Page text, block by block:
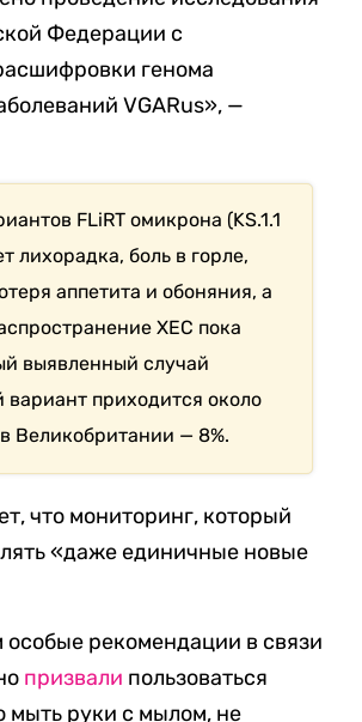
Федерации с
генома
VGARus», —
FLiRT омикрона (KS.1.1
лихорадка, боль в горле,
аппетита и обоняния, а
ХЕС пока
выявленный случай
приходится около
Великобритании — 8%.
что мониторинг, который
«даже единичные новые
рекомендации в связи
призвали пользоваться
мыть руки с мылом, не